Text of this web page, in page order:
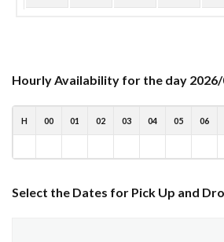
Hourly Availability for the day
H 00 01 02 03 04 05 06
Select the Dates for Pick Up and